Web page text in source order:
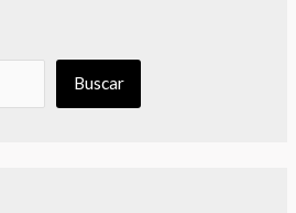
Buscar